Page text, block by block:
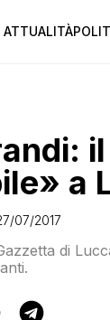
ATTUALITÀ
a
07/2017
di